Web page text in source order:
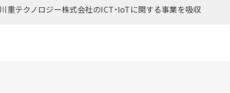
重テクノロジー株式会社のICT・IoTに関する事業を吸収